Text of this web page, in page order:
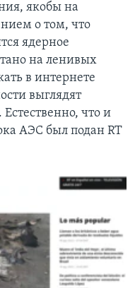
якобы на
о том, что
ядерное
на ленивых
в интернете
выглядят
что и
АЭС был подан RT